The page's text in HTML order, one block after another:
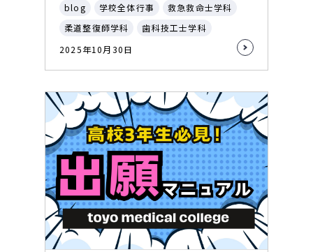
blog 学校全体行事
救急救命士学科
柔道整復師学科
歯科技工士学科
2025年10月30日